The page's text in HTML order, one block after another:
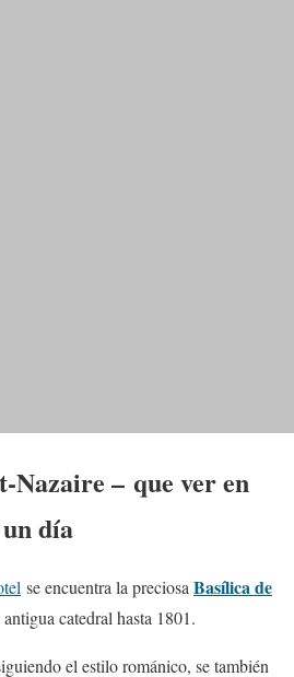
Nazaire – que ver en
día
se encuentra la preciosaBasílica de
catedral hasta 1801.
el estilo románico, se también